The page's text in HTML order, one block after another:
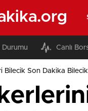
Durumu Canlı
Bilecik Son Dakika